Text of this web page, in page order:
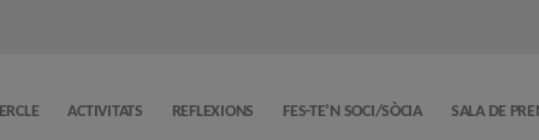
ACTIVITATS REFLEXIONS FES-TE’N SOCI/SÒCIA SALA DE